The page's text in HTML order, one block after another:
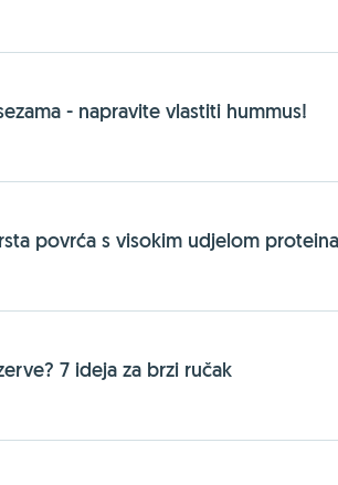
- napravite vlastiti hummus!
povrća s visokim udjelom
7 ideja za brzi ručak